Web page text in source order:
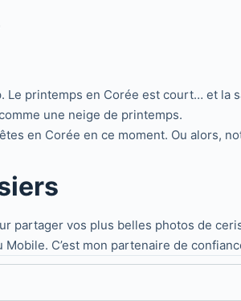
printemps en Corée est court… et la
une neige de printemps.
en Corée en ce moment. Ou alors,
partager vos plus belles photos de
C’est mon partenaire de